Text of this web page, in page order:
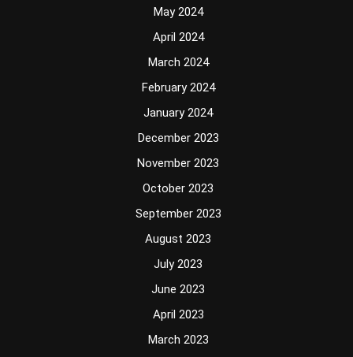
May 2024
April 2024
March 2024
February 2024
January 2024
December 2023
November 2023
October 2023
September 2023
August 2023
July 2023
June 2023
April 2023
March 2023